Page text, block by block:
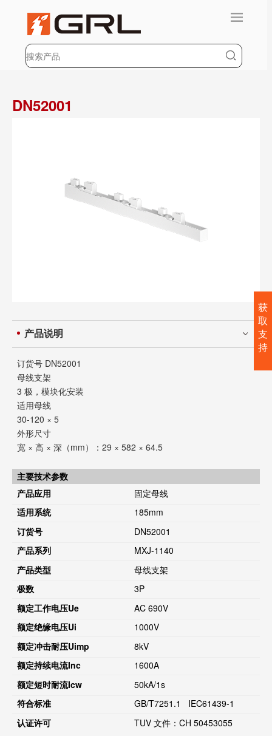
DN52001
产品说明
订货号 DN52001
母线支架
3 极，模块化安装
适用母线
30-120 × 5
外形尺寸
宽 × 高 × 深（mm）：29 × 582 × 64.5
主要技术参数
产品应用
固定母线
适用系统
185mm
订货号
DN52001
产品系列
MXJ-1140
产品类型
母线支架
极数
3P
额定工作电压Ue
AC 690V
额定绝缘电压Ui
1000V
额定冲击耐压Uimp
8kV
额定持续电流Inc
1600A
额定短时耐流Icw
50kA/1s
符合标准
GB/T7251.1 IEC61439-1
认证许可
TUV 文件：CH 50453055
获
取
支
持